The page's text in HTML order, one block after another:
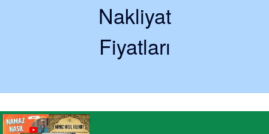
Nakliyat
Fiyatları